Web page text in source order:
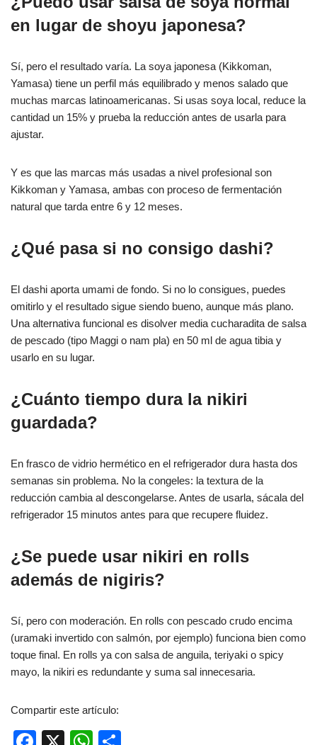
en lugar de shoyu japonesa?
Sí, pero el resultado varía. La soya japonesa (Kikkoman,
Yamasa) tiene un perfil más equilibrado y menos salado que
muchas marcas latinoamericanas. Si usas soya local, reduce la
cantidad un 15% y prueba la reducción antes de usarla para
ajustar.
Y es que las marcas más usadas a nivel profesional son
Kikkoman y Yamasa, ambas con proceso de fermentación
natural que tarda entre 6 y 12 meses.
¿Qué pasa si no consigo dashi?
El dashi aporta umami de fondo. Si no lo consigues, puedes
omitirlo y el resultado sigue siendo bueno, aunque más plano.
Una alternativa funcional es disolver media cucharadita de salsa
de pescado (tipo Maggi o nam pla) en 50 ml de agua tibia y
usarlo en su lugar.
¿Cuánto tiempo dura la nikiri
guardada?
En frasco de vidrio hermético en el refrigerador dura hasta dos
semanas sin problema. No la congeles: la textura de la
reducción cambia al descongelarse. Antes de usarla, sácala del
refrigerador 15 minutos antes para que recupere fluidez.
¿Se puede usar nikiri en rolls
además de nigiris?
Sí, pero con moderación. En rolls con pescado crudo encima
(uramaki invertido con salmón, por ejemplo) funciona bien como
toque final. En rolls ya con salsa de anguila, teriyaki o spicy
mayo, la nikiri es redundante y suma sal innecesaria.
Compartir este artículo: